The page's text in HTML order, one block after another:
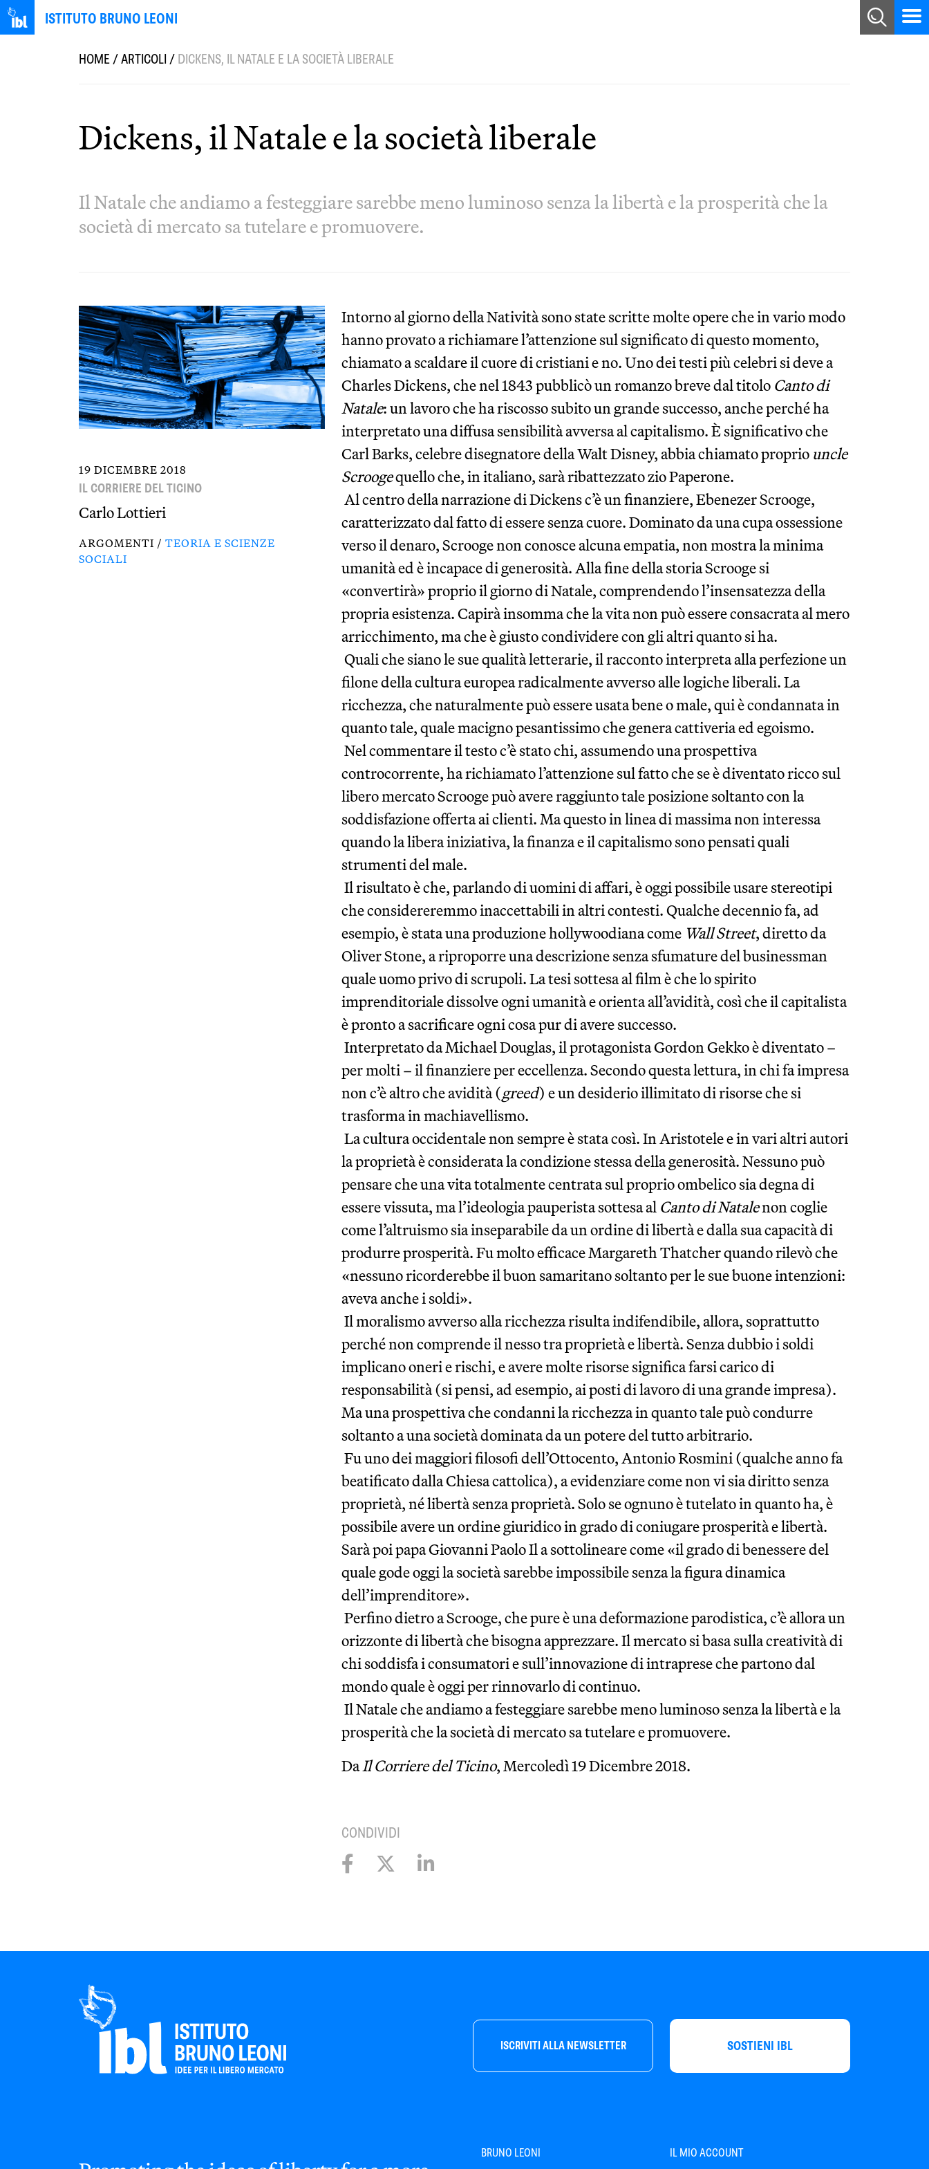
ISTITUTO BRUNO LEONI
HOME/ARTICOLI/DICKENS, IL NATALE E LA SOCIETÀ LIBERALE
Dickens, il Natale e la società liberale
Il Natale che andiamo a festeggiare sarebbe meno luminoso senza la libertà e la prosperità che la
società di mercato sa tutelare e promuovere.
19 DICEMBRE 2018
IL CORRIERE DEL TICINO
Carlo Lottieri
ARGOMENTI / TEORIA E SCIENZE
SOCIALI
Intorno al giorno della Natività sono state scritte molte opere che in vario modo
hanno provato a richiamare l’attenzione sul significato di questo momento,
chiamato a scaldare il cuore di cristiani e no. Uno dei testi più celebri si deve a
Charles Dickens, che nel 1843 pubblicò un romanzo breve dal titolo Canto di
Natale: un lavoro che ha riscosso subito un grande successo, anche perché ha
interpretato una diffusa sensibilità avversa al capitalismo. È significativo che
Carl Barks, celebre disegnatore della Walt Disney, abbia chiamato proprio uncle
Scroogequello che, in italiano, sarà ribattezzato zio Paperone.
Al centro della narrazione di Dickens c’è un finanziere, Ebenezer Scrooge,
caratterizzato dal fatto di essere senza cuore. Dominato da una cupa ossessione
verso il denaro, Scrooge non conosce alcuna empatia, non mostra la minima
umanità ed è incapace di generosità. Alla fine della storia Scrooge si
«convertirà» proprio il giorno di Natale, comprendendo l’insensatezza della
propria esistenza. Capirà insomma che la vita non può essere consacrata al mero
arricchimento, ma che è giusto condividere con gli altri quanto si ha.
Quali che siano le sue qualità letterarie, il racconto interpreta alla perfezione un
filone della cultura europea radicalmente avverso alle logiche liberali. La
ricchezza, che naturalmente può essere usata bene o male, qui è condannata in
quanto tale, quale macigno pesantissimo che genera cattiveria ed egoismo.
Nel commentare il testo c’è stato chi, assumendo una prospettiva
controcorrente, ha richiamato l’attenzione sul fatto che se è diventato ricco sul
libero mercato Scrooge può avere raggiunto tale posizione soltanto con la
soddisfazione offerta ai clienti. Ma questo in linea di massima non interessa
quando la libera iniziativa, la finanza e il capitalismo sono pensati quali
strumenti del male.
Il risultato è che, parlando di uomini di affari, è oggi possibile usare stereotipi
che considereremmo inaccettabili in altri contesti. Qualche decennio fa, ad
esempio, è stata una produzione hollywoodiana come Wall Street, diretto da
Oliver Stone, a riproporre una descrizione senza sfumature del businessman
quale uomo privo di scrupoli. La tesi sottesa al film è che lo spirito
imprenditoriale dissolve ogni umanità e orienta all’avidità, così che il capitalista
è pronto a sacrificare ogni cosa pur di avere successo.
Interpretato da Michael Douglas, il protagonista Gordon Gekko è diventato –
per molti – il finanziere per eccellenza. Secondo questa lettura, in chi fa impresa
non c’è altro che avidità (greed) e un desiderio illimitato di risorse che si
trasforma in machiavellismo.
La cultura occidentale non sempre è stata così. In Aristotele e in vari altri autori
la proprietà è considerata la condizione stessa della generosità. Nessuno può
pensare che una vita totalmente centrata sul proprio ombelico sia degna di
essere vissuta, ma l’ideologia pauperista sottesa al Canto di Natalenon coglie
come l’altruismo sia inseparabile da un ordine di libertà e dalla sua capacità di
produrre prosperità. Fu molto efficace Margareth Thatcher quando rilevò che
«nessuno ricorderebbe il buon samaritano soltanto per le sue buone intenzioni:
aveva anche i soldi».
Il moralismo avverso alla ricchezza risulta indifendibile, allora, soprattutto
perché non comprende il nesso tra proprietà e libertà. Senza dubbio i soldi
implicano oneri e rischi, e avere molte risorse significa farsi carico di
responsabilità (si pensi, ad esempio, ai posti di lavoro di una grande impresa).
Ma una prospettiva che condanni la ricchezza in quanto tale può condurre
soltanto a una società dominata da un potere del tutto arbitrario.
Fu uno dei maggiori filosofi dell’Ottocento, Antonio Rosmini (qualche anno fa
beatificato dalla Chiesa cattolica), a evidenziare come non vi sia diritto senza
proprietà, né libertà senza proprietà. Solo se ognuno è tutelato in quanto ha, è
possibile avere un ordine giuridico in grado di coniugare prosperità e libertà.
Sarà poi papa Giovanni Paolo Il a sottolineare come «il grado di benessere del
quale gode oggi la società sarebbe impossibile senza la figura dinamica
dell’imprenditore».
Perfino dietro a Scrooge, che pure è una deformazione parodistica, c’è allora un
orizzonte di libertà che bisogna apprezzare. Il mercato si basa sulla creatività di
chi soddisfa i consumatori e sull’innovazione di intraprese che partono dal
mondo quale è oggi per rinnovarlo di continuo.
Il Natale che andiamo a festeggiare sarebbe meno luminoso senza la libertà e la
prosperità che la società di mercato sa tutelare e promuovere.
DaIl Corriere del Ticino, Mercoledì 19 Dicembre 2018.
CONDIVIDI
ISCRIVITI ALLA NEWSLETTER SOSTIENI IBL
BRUNO LEONI IL MIO ACCOUNT